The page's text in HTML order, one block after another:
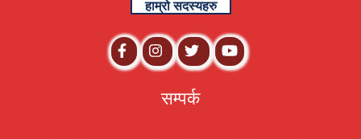
हाम्रो सदस्यहरु
सम्पर्क